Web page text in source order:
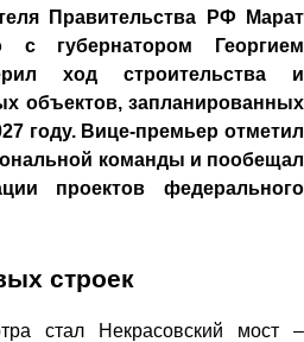
Правительства РФ Марат
с губернатором Георгием
ход строительства и
объектов, запланированных
году. Вице-премьер отметил
команды и пообещал
проектов федерального
строек
стал Некрасовский мост –